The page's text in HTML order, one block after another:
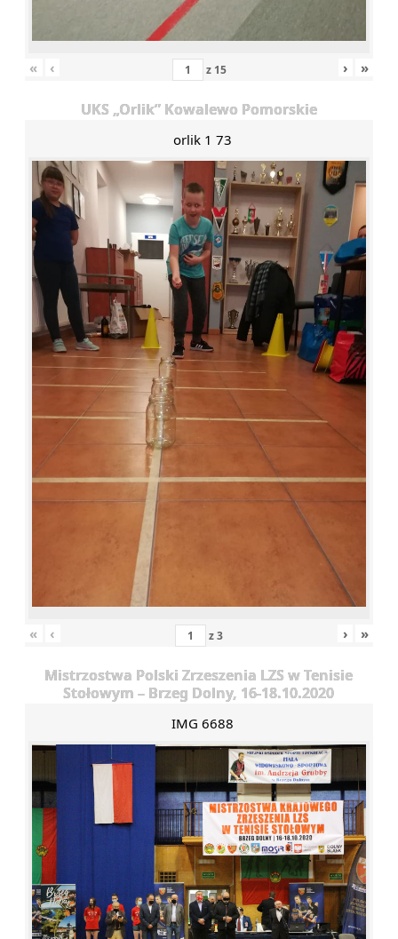
« ‹ z 15 › »
UKS „Orlik” Kowalewo Pomorskie
orlik 1 73
« ‹ z3 › »
Mistrzostwa Polski Zrzeszenia LZS w Tenisie
Stołowym – Brzeg Dolny, 16-18.10.2020
IMG 6688